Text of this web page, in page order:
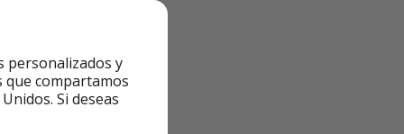
entrivago.
personalizados y
que compartamos
Si deseas